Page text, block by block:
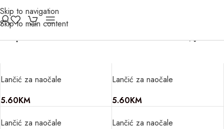
Skip to navigation
Skip to main content
Lančić za naočale
5.60KM
Lančić za naočale
5.60KM
Lančić za naočale
Lančić za naočale